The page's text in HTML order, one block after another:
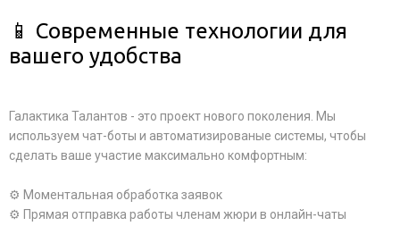
📱 Современные технологии для
вашего удобства
Галактика Талантов - это проект нового поколения. Мы
используем чат-боты и автоматизированые системы, чтобы
сделать ваше участие максимально комфортным:
⚙️ Моментальная обработка заявок
⚙️ Прямая отправка работы членам жюри в онлайн-чаты